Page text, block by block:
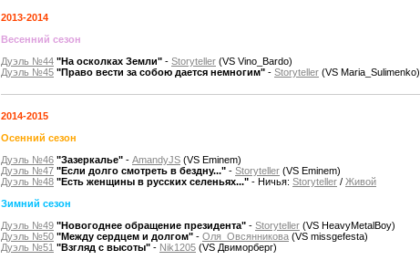
2013-2014
Весенний сезон
Дуэль №44 "На осколках Земли" - Storyteller (VS Vino_Bardo)
Дуэль №45 "Право вести за собою дается немногим" - Storyteller (VS Maria_Sulimenko)
2014-2015
Осенний сезон
Дуэль №46 "Зазеркалье" - AmandyJS (VS Eminem)
Дуэль №47 "Если долго смотреть в бездну..." - Storyteller (VS Eminem)
Дуэль №48 "Есть женщины в русских селеньях..." - Ничья: Storyteller / Живой
Зимний сезон
Дуэль №49 "Новогоднее обращение президента" - Storyteller (VS HeavyMetalBoy)
Дуэль №50 "Между сердцем и долгом" - Оля_Овсянникова (VS missgefesta)
Дуэль №51 "Взгляд с высоты" - Nik1205 (VS Двиморберг)